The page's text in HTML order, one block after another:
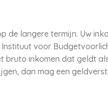
de langere termijn. Uw
voor
inkomen dat geldt
dan mag een